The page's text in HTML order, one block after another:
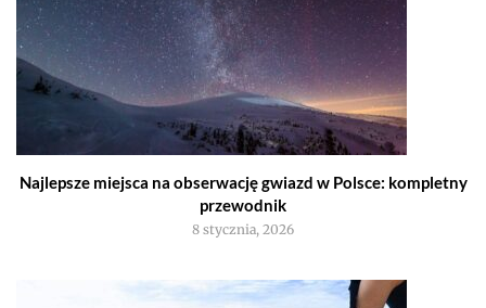
Najlepsze miejsca na obserwację gwiazd w Polsce: kompletny
przewodnik
8 stycznia, 2026